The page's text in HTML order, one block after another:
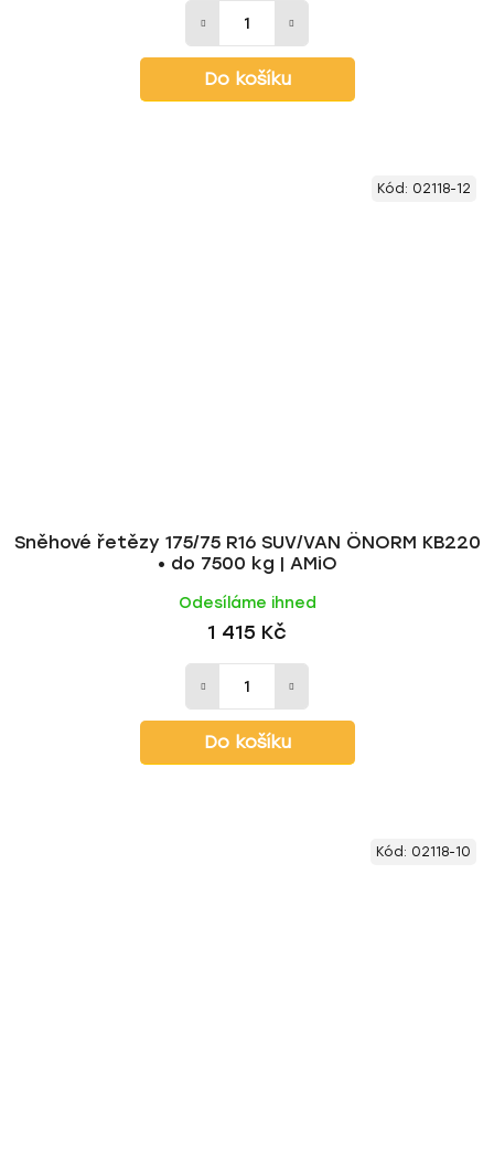
Do košíku
Sněhové řetězy 175/75 R16 SUV/VAN ÖNORM KB220
• do 7500 kg | AMiO
Odesíláme ihned
1 415 Kč
Do košíku
Kód: 02118-12
Kód: 02118-10